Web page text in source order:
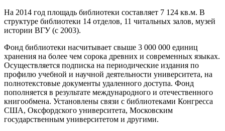
На 2014 год площадь библиотеки составляет 7 124 кв.м. В
структуре библиотеки 14 отделов, 11 читальных залов, музей
истории ВГУ (с 2003).
Фонд библиотеки насчитывает свыше 3 000 000 единиц
хранения на более чем сорока древних и современных языках.
Осуществляется подписка на периодические издания по
профилю учебной и научной деятельности университета, на
полнотекстовые документы удаленного доступа. Фонд
пополняется в результате международного и отечественного
книгообмена. Установлены связи с библиотеками Конгресса
США, Оксфордского университета, Московским
государственным университетом и другими.